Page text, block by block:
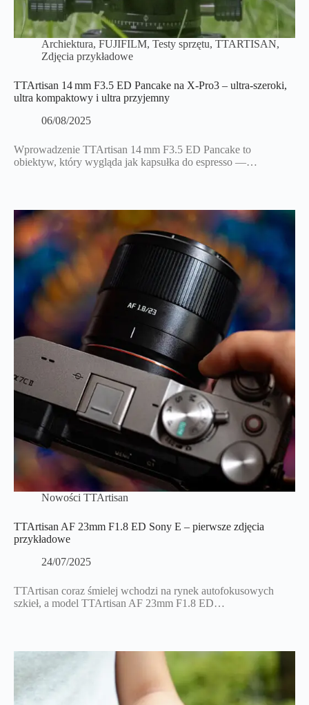
Archiektura, FUJIFILM, Testy sprzętu, TTARTISAN,
Zdjęcia przykładowe
TTArtisan 14 mm F3.5 ED Pancake na X‑Pro3 – ultra‑szeroki,
ultra kompaktowy i ultra przyjemny
06/08/2025
Wprowadzenie TTArtisan 14 mm F3.5 ED Pancake to
obiektyw, który wygląda jak kapsułka do espresso —…
Nowości TTArtisan
TTArtisan AF 23mm F1.8 ED Sony E – pierwsze zdjęcia
przykładowe
24/07/2025
TTArtisan coraz śmielej wchodzi na rynek autofokusowych
szkieł, a model TTArtisan AF 23mm F1.8 ED…